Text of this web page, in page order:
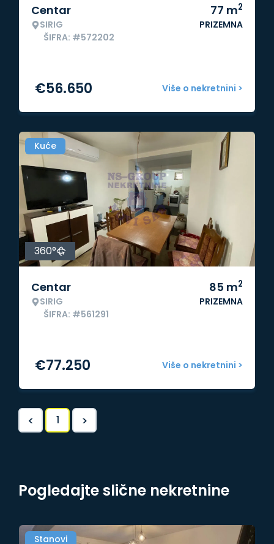
Centar
SIRIG
ŠIFRA: #572202
77 m2
PRIZEMNA
Više o nekretnini >
€56.650
Kuće
360°
Centar
SIRIG
ŠIFRA: #561291
85 m2
PRIZEMNA
Više o nekretnini >
€77.250
< 1 >
Pogledajte slične nekretnine
Stanovi